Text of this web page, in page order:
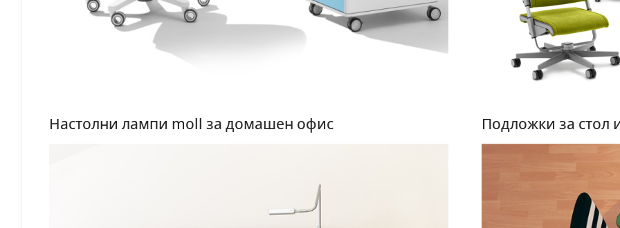
Настолни лампи moll за домашен офис Подложки за стол